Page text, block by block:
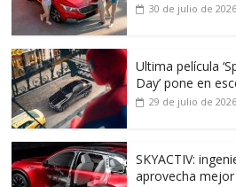
30 de julio de 2026
Ultima película
Day’ pone en
29 de julio de 2026
SKYACTIV:
aprovecha